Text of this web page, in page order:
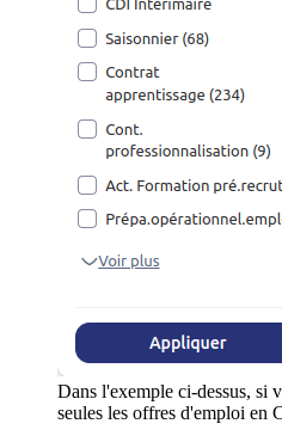
Dans l'exemple ci-dessus, si
seules les offres d'emploi en